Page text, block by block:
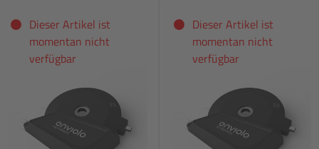
Dieser Artikel ist
momentan nicht
verfügbar
Dieser Artikel ist
momentan nicht
verfügbar